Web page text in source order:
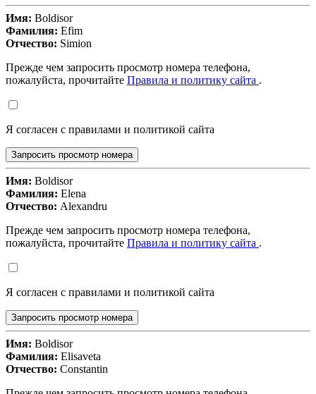
Имя: Boldisor
Фамилия: Efim
Отчество: Simion
Прежде чем запросить просмотр номера телефона,
пожалуйста, прочитайте Правила и политику сайта .
Я согласен с правилами и политикой сайта
Запросить просмотр номера
Имя: Boldisor
Фамилия: Elena
Отчество: Alexandru
Прежде чем запросить просмотр номера телефона,
пожалуйста, прочитайте Правила и политику сайта .
Я согласен с правилами и политикой сайта
Запросить просмотр номера
Имя: Boldisor
Фамилия: Elisaveta
Отчество: Constantin